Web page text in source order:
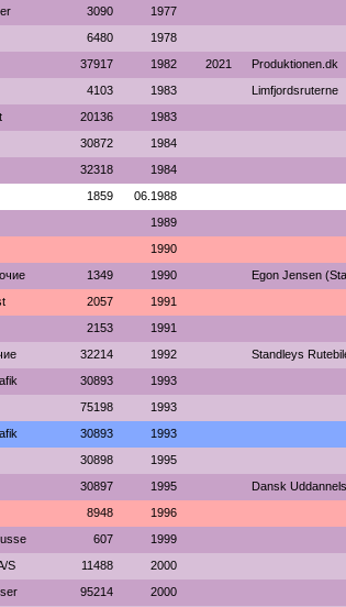
3090 1977
6480 1978
37917 1982 2021 Produktionen.dk
4103 1983 Limfjordsruterne
20136 1983
30872 1984
32318 1984
1859 06.1988
1989
1990
1349 1990 Egon Jensen
2057 1991
2153 1991
32214 1992 Standleys
30893 1993
75198 1993
30893 1993
30898 1995
30897 1995 Dansk
8948 1996
607 1999
S 11488 2000
95214 2000